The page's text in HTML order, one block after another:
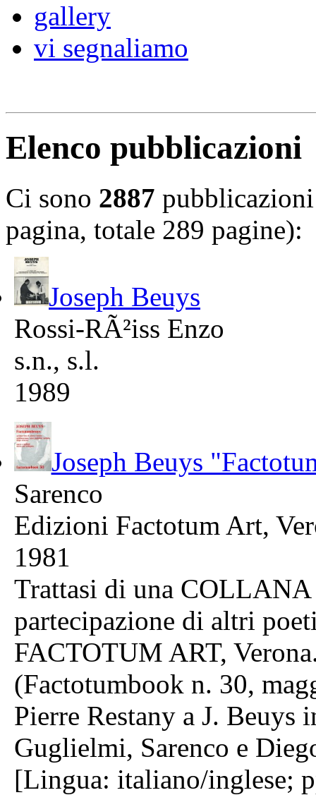
gallery
vi segnaliamo
Elenco pubblicazioni
Ci sono 2887
pagina, totale 289 pagine):
Joseph Beuys
Rossi-RÃ²iss Enzo
s.n., s.l.
1989
Joseph Beuys
Sarenco
Edizioni Factotum Art,
1981
Trattasi di una COLLANA
partecipazione di altri
FACTOTUM ART,
(Factotumbook n. 30,
Pierre Restany a J. Beuys
Guglielmi, Sarenco e
[Lingua: italiano/inglese;